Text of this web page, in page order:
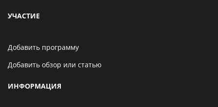
УЧАСТИЕ
Добавить программу
Добавить обзор или статью
ИНФОРМАЦИЯ